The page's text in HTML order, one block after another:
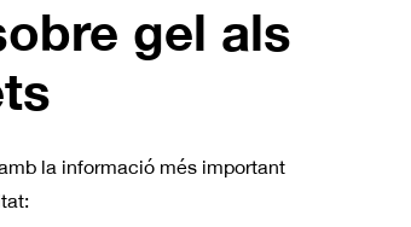
gel als
la informació més important